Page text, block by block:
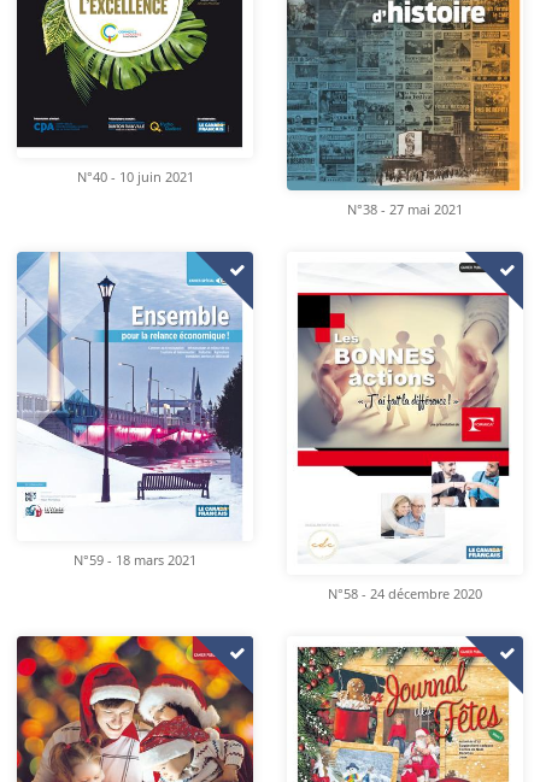
N°40 - 10 juin 2021
N°38 - 27 mai 2021
N°59 - 18 mars 2021
N°58 - 24 décembre 2020